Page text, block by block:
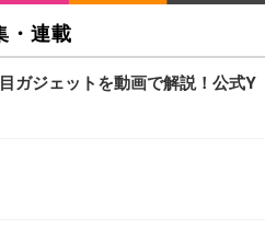
・連載
ガジェットを動画で解説！公式Y